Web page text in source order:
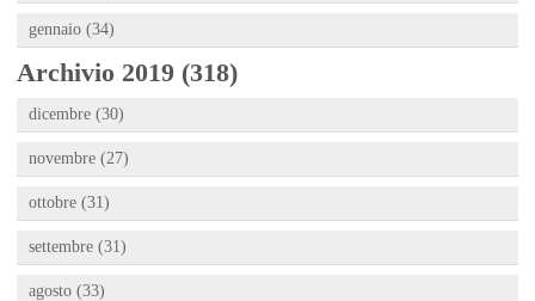
gennaio (34)
Archivio 2019 (318)
dicembre (30)
novembre (27)
ottobre (31)
settembre (31)
agosto (33)